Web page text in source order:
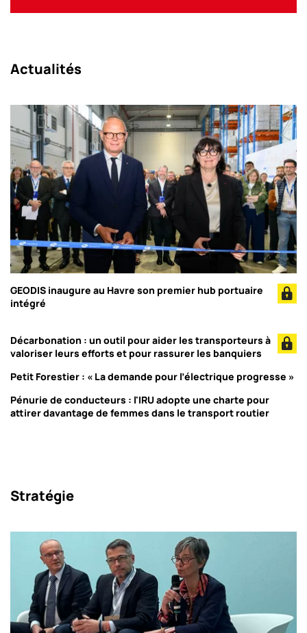
Actualités
GEODIS inaugure au Havre son premier hub portuaire
intégré
Décarbonation : un outil pour aider les transporteurs à
valoriser leurs efforts et pour rassurer les banquiers
Petit Forestier : « La demande pour l’électrique progresse »
Pénurie de conducteurs : l'IRU adopte une charte pour
attirer davantage de femmes dans le transport routier
Stratégie